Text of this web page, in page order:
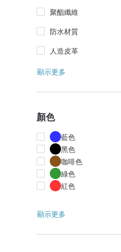
聚酯纖維
防水材質
人造皮革
顯示更多
顏色
藍色
黑色
咖啡色
綠色
紅色
顯示更多